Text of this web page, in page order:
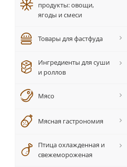
продукты: овощи,
ягоды и смеси
Товары для фастфуда
Ингредиенты для суши
и роллов
Мясо
Мясная гастрономия
Птица охлажденная и
свежемороженая